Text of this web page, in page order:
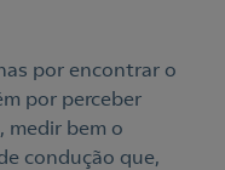
por encontrar o
por perceber
medir bem o
condução que,